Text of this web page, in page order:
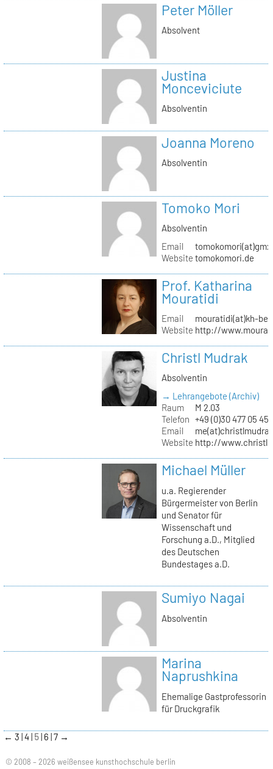
Peter Möller
Absolvent
Justina
Monceviciute
Absolventin
Joanna Moreno
Absolventin
Tomoko Mori
Absolventin
Email
Website tomokomori.de
Prof. Katharina
Mouratidi
Email
mouratidi(at)kh-
Website http://
Christl Mudrak
Absolventin
→ Lehrangebote (Archiv)
Raum
M 2.03
Telefon +49 (0)30 477 05
Email
Website http://
Michael Müller
u.a. Regierender
Bürgermeister von Berlin
und Senator für
Wissenschaft und
Forschung a.D., Mitglied
des Deutschen
Bundestages a.D.
Sumiyo Nagai
Absolventin
Marina
Naprushkina
Ehemalige Gastprofessorin
für Druckgrafik
← 3 4 5 6 7 →
© 2008 – 2026 weißensee kunsthochschule berlin